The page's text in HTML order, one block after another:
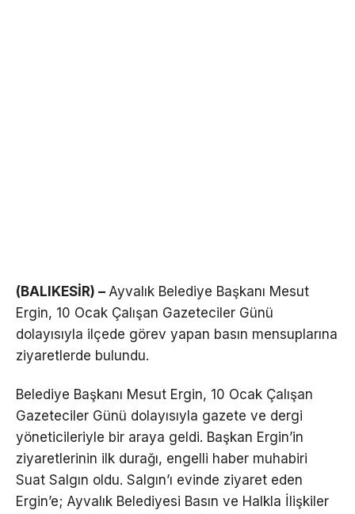
(BALIKESİR) – Ayvalık Belediye Başkanı Mesut
Ergin, 10 Ocak Çalışan Gazeteciler Günü
dolayısıyla ilçede görev yapan basın mensuplarına
ziyaretlerde bulundu.
Belediye Başkanı Mesut Ergin, 10 Ocak Çalışan
Gazeteciler Günü dolayısıyla gazete ve dergi
yöneticileriyle bir araya geldi. Başkan Ergin’in
ziyaretlerinin ilk durağı, engelli haber muhabiri
Suat Salgın oldu. Salgın’ı evinde ziyaret eden
Ergin’e; Ayvalık Belediyesi Basın ve Halkla İlişkiler